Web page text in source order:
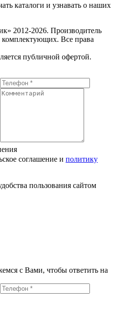
каталоги и узнавать о наших
2012-2026. Производитель
Все права
публичной офертой.
соглашение и политику
пользования сайтом
с Вами, чтобы ответить на